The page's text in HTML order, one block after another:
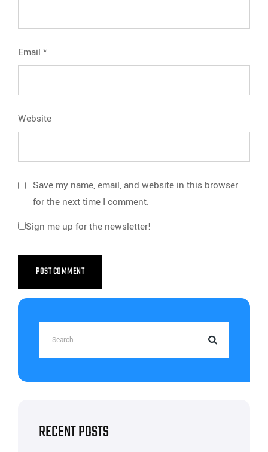
Email *
Website
Save my name, email, and website in this browser
for the next time I comment.
Sign me up for the newsletter!
RECENT POSTS